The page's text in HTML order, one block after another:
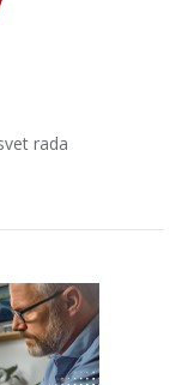
rada